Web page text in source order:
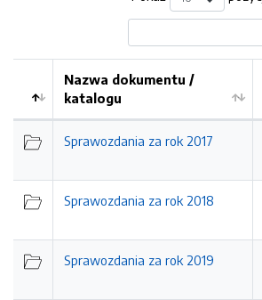
Kolejność
Nazwa dokumentu /
katalogu
Sprawozdania za rok 2017
Sprawozdania za rok 2018
Sprawozdania za rok 2019